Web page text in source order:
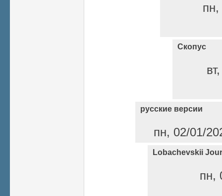
Скопус
русские версии
пн, 02/01/
Lobachevskii
пн,